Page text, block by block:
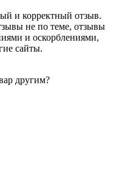
и корректный отзыв.
не по теме, отзывы
и оскорблениями,
сайты.
другим?